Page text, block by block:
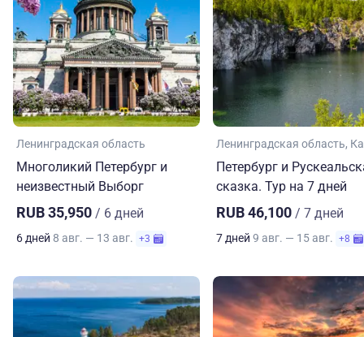
Ленинградская область
Многоликий Петербург и
неизвестный Выборг
RUB 35,950 / 6 дней
6 дней 8 авг. — 13 авг. +3
Ленинградская область
Петербург и
сказка. Тур на 7 дней
RUB 46,100 / 7 дней
7 дней 9 авг. — 15 авг. +8